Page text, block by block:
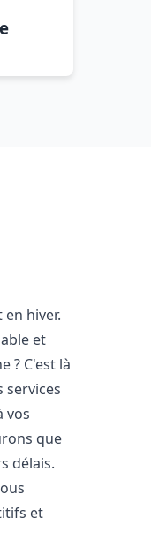
hiver.
et
? C'est là
services
vos
que
délais.
et